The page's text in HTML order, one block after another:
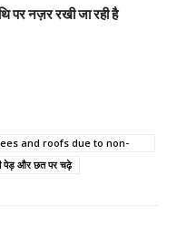
पर नज़र रखी जा रही है
and roofs due to non-
पेड़ और छत पर चढ़े